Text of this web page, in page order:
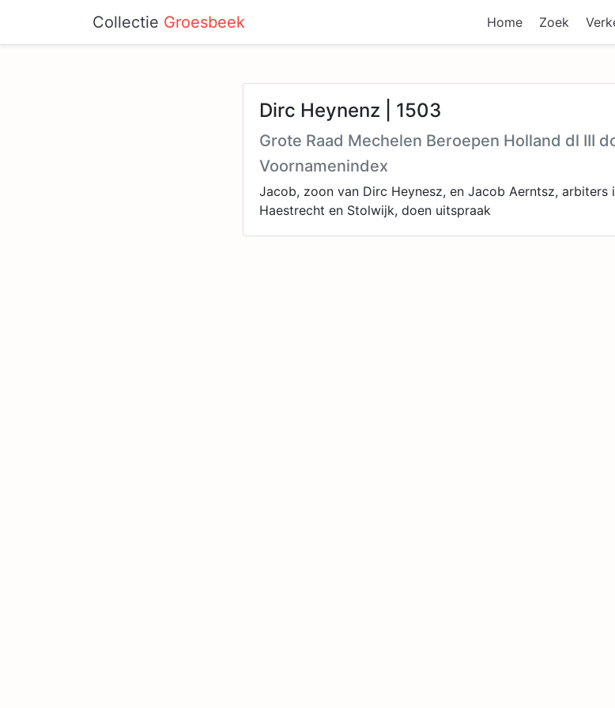
Collectie Groesbeek Home Zoek
Dirc Heynenz | 1503
Grote Raad Mechelen Beroepen Holland dl III
Voornamenindex
Jacob, zoon van Dirc Heynesz, en Jacob Aerntsz, arbiters
Haestrecht en Stolwijk, doen uitspraak